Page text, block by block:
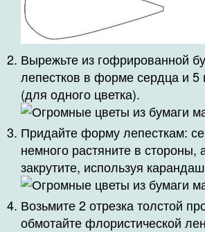
Вырежьте из гофрированной
лепестков в форме сердца и 5
(для одного цветка).
Придайте форму лепесткам:
немного растяните в стороны,
закрутите, используя
Возьмите 2 отрезка толстой
обмотайте флористической